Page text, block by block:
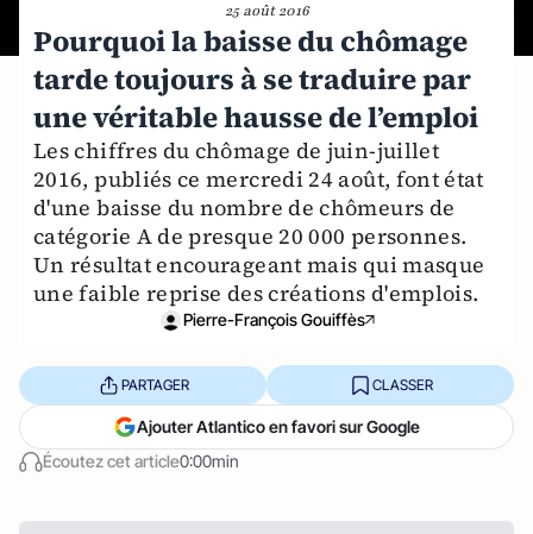
25 août 2016
Pourquoi la baisse du chômage
tarde toujours à se traduire par
une véritable hausse de l’emploi
Les chiffres du chômage de juin-juillet
2016, publiés ce mercredi 24 août, font état
d'une baisse du nombre de chômeurs de
catégorie A de presque 20 000 personnes.
Un résultat encourageant mais qui masque
une faible reprise des créations d'emplois.
Pierre-François Gouiffès
Écoutez cet article0:00min
PARTAGER CLASSER
Ajouter Atlantico en favori sur Google